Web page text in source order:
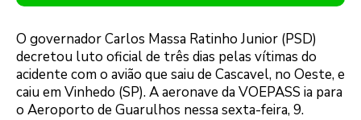
O governador Carlos Massa Ratinho Junior (PSD)
decretou luto oficial de três dias pelas vítimas do
acidente com o avião que saiu de Cascavel, no Oeste, e
caiu em Vinhedo (SP). A aeronave da VOEPASS ia para
o Aeroporto de Guarulhos nessa sexta-feira, 9.